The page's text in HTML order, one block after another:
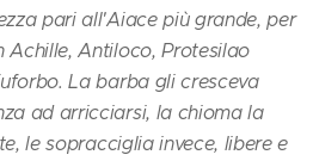
pari all'Aiace più grande, per
Achille, Antiloco, Protesilao
La barba gli cresceva
ad arricciarsi, la chioma la
le sopracciglia invece, libere e